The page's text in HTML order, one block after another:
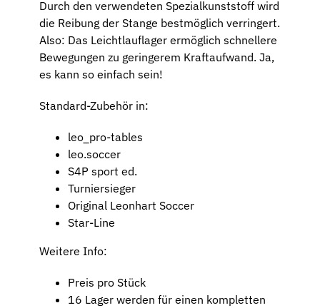
Durch den verwendeten Spezialkunststoff wird
die Reibung der Stange bestmöglich verringert.
Also: Das Leichtlauflager ermöglich schnellere
Bewegungen zu geringerem Kraftaufwand. Ja,
es kann so einfach sein!
Standard-Zubehör in:
leo_pro-tables
leo.soccer
S4P sport ed.
Turniersieger
Original Leonhart Soccer
Star-Line
Weitere Info:
Preis pro Stück
16 Lager werden für einen kompletten